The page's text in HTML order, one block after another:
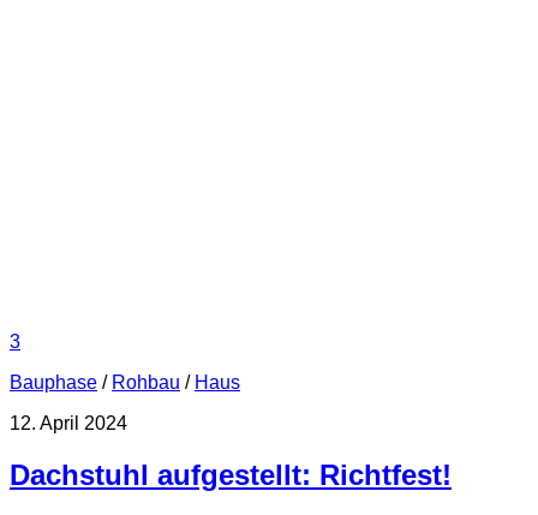
3
Bauphase / Rohbau / Haus
12. April 2024
Dachstuhl aufgestellt: Richtfest!